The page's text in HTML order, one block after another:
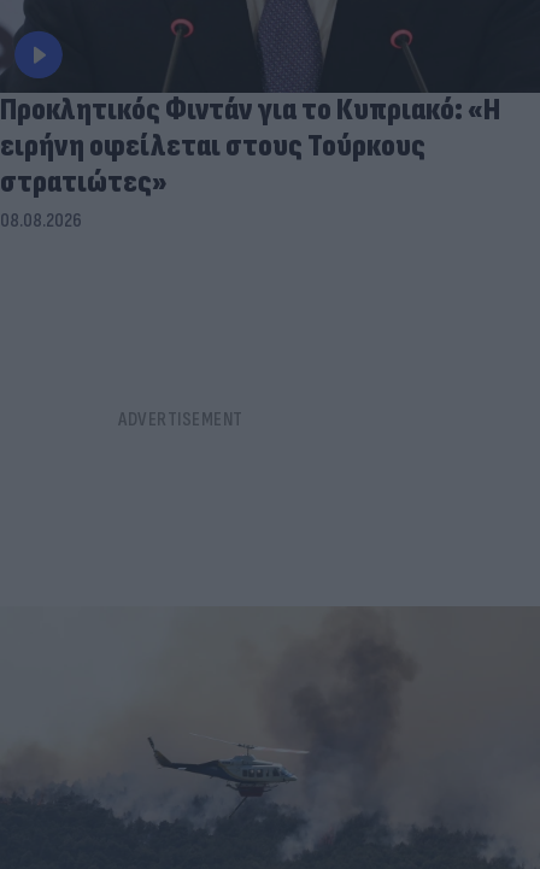
Προκλητικός Φιντάν για το Κυπριακό: «Η
ειρήνη οφείλεται στους Τούρκους
στρατιώτες»
08.08.2026